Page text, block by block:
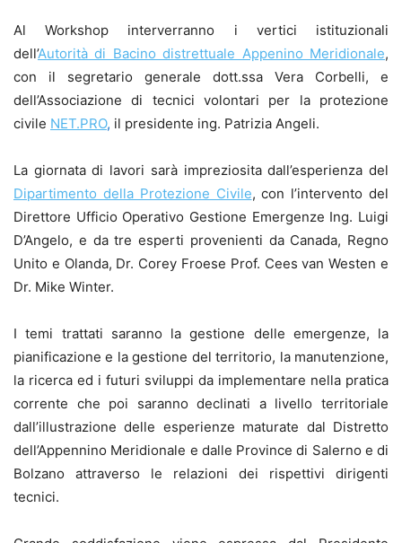
Al Workshop interverranno i vertici istituzionali
dell’Autorità di Bacino distrettuale Appenino Meridionale,
con il segretario generale dott.ssa Vera Corbelli, e
dell’Associazione di tecnici volontari per la protezione
civile NET.PRO, il presidente ing. Patrizia Angeli.
La giornata di lavori sarà impreziosita dall’esperienza del
Dipartimento della Protezione Civile, con l’intervento del
Direttore Ufficio Operativo Gestione Emergenze Ing. Luigi
D’Angelo, e da tre esperti provenienti da Canada, Regno
Unito e Olanda, Dr. Corey Froese Prof. Cees van Westen e
Dr. Mike Winter.
I temi trattati saranno la gestione delle emergenze, la
pianificazione e la gestione del territorio, la manutenzione,
la ricerca ed i futuri sviluppi da implementare nella pratica
corrente che poi saranno declinati a livello territoriale
dall’illustrazione delle esperienze maturate dal Distretto
dell’Appennino Meridionale e dalle Province di Salerno e di
Bolzano attraverso le relazioni dei rispettivi dirigenti
tecnici.